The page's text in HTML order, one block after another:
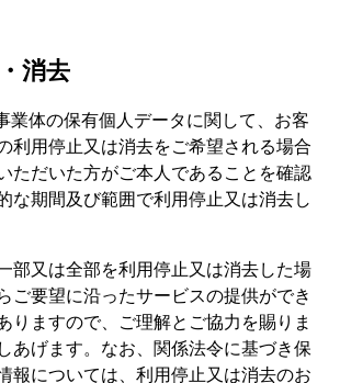
消去
業体の保有個人データに関して、お客
利用停止又は消去をご希望される場合
ただいた方がご本人であることを確認
な期間及び範囲で利用停止又は消去し
部又は全部を利用停止又は消去した場
ご要望に沿ったサービスの提供ができ
りますので、ご理解とご協力を賜りま
あげます。なお、関係法令に基づき保
報については、利用停止又は消去のお